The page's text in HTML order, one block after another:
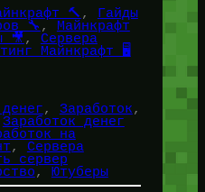
🔨 , Гайды
🔧 , Майнкрафт
🎥 , Сервера
Майнкрафт 🖥️
, Заработок
Заработок денег
на
, Сервера
сервер
, Ютуберы